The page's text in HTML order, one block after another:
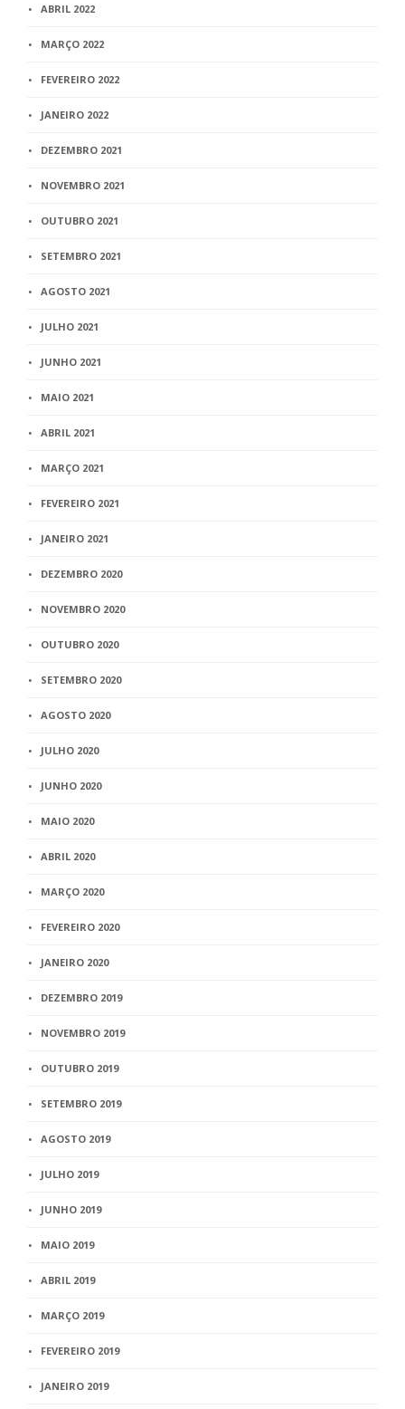
ABRIL 2022
MARÇO 2022
FEVEREIRO 2022
JANEIRO 2022
DEZEMBRO 2021
NOVEMBRO 2021
OUTUBRO 2021
SETEMBRO 2021
AGOSTO 2021
JULHO 2021
JUNHO 2021
MAIO 2021
ABRIL 2021
MARÇO 2021
FEVEREIRO 2021
JANEIRO 2021
DEZEMBRO 2020
NOVEMBRO 2020
OUTUBRO 2020
SETEMBRO 2020
AGOSTO 2020
JULHO 2020
JUNHO 2020
MAIO 2020
ABRIL 2020
MARÇO 2020
FEVEREIRO 2020
JANEIRO 2020
DEZEMBRO 2019
NOVEMBRO 2019
OUTUBRO 2019
SETEMBRO 2019
AGOSTO 2019
JULHO 2019
JUNHO 2019
MAIO 2019
ABRIL 2019
MARÇO 2019
FEVEREIRO 2019
JANEIRO 2019